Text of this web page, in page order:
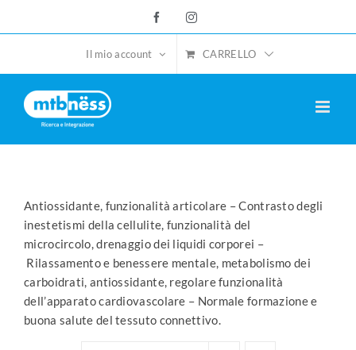
FacebookInstagram
Il mio account CARRELLO
Antiossidante, funzionalità articolare – Contrasto degli
inestetismi della cellulite, funzionalità del
microcircolo, drenaggio dei liquidi corporei –
Rilassamento e benessere mentale, metabolismo dei
carboidrati, antiossidante, regolare funzionalità
dell’apparato cardiovascolare – Normale formazione e
buona salute del tessuto connettivo.